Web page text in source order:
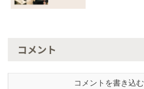
コメント
コメントを書き込む